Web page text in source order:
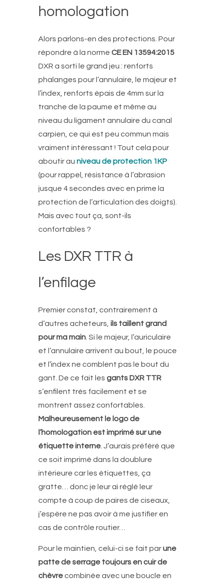
homologation
Alors parlons-en des protections. Pour
répondre à la norme CE EN 13594:2015
DXR a sorti le grand jeu : renforts
phalanges pour l’annulaire, le majeur et
l’index, renforts épais de 4mm sur la
tranche de la paume et même au
niveau du ligament annulaire du canal
carpien, ce qui est peu commun mais
vraiment intéressant ! Tout cela pour
aboutir au niveau de protection 1KP
(pour rappel, résistance à l’abrasion
jusque 4 secondes avec en prime la
protection de l’articulation des doigts).
Mais avec tout ça, sont-ils
confortables ?
Les DXR TTR à
l’enfilage
Premier constat, contrairement à
d’autres acheteurs, ils taillent grand
pour ma main . Si le majeur, l’auriculaire
et l’annulaire arrivent au bout, le pouce
et l’index ne comblent pas le bout du
gant. De ce fait les gants DXR TTR
s’enfilent très facilement et se
montrent assez confortables.
Malheureusement le logo de
l’homologation est imprimé sur une
étiquette interne . J’aurais préféré que
ce soit imprimé dans la doublure
intérieure car les étiquettes, ça
gratte… donc je leur ai réglé leur
compte à coup de paires de ciseaux,
j’espère ne pas avoir à me justifier en
cas de contrôle routier…
Pour le maintien, celui-ci se fait parune
patte de serrage toujours en cuir de
chèvrecombinée avec une boucle en